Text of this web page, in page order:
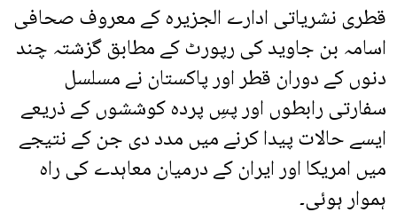
قطری نشریاتی ادارے الجزیرہ کے معروف صحافی
اسامہ بن جاوید کی رپورٹ کے مطابق گزشتہ چند
دنوں کے دوران قطر اور پاکستان نے مسلسل
سفارتی رابطوں اور پسِ پردہ کوششوں کے ذریعے
ایسے حالات پیدا کرنے میں مدد دی جن کے نتیجے
میں امریکا اور ایران کے درمیان معاہدے کی راہ
ہموار ہوئی۔